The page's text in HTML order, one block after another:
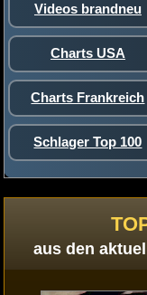
Videos brandneu
Charts USA
Charts Frankreich
Schlager Top 100
aus den